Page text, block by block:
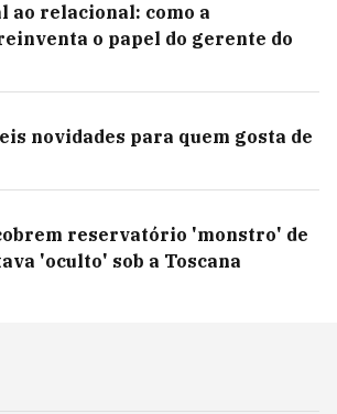
ao relacional: como a
o papel do gerente do
novidades para quem gosta de
reservatório 'monstro' de
'oculto' sob a Toscana